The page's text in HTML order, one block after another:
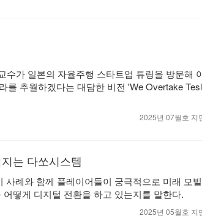
수가 일본의 자율주행 스타트업 튜링을 방문해
를 추월하겠다는 대담한 비전 'We Overtake
2025년 07월호 지
는 다쏘시스템
례와 함께 플레이어들이 궁극적으로 미래 모
떻게 디지털 전환을 하고 있는지를 말한다.
2025년 05월호 지